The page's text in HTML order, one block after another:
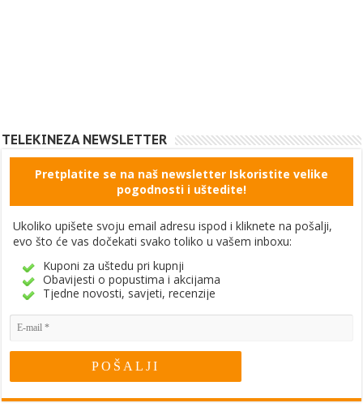
TELEKINEZA NEWSLETTER
Pretplatite se na naš newsletter Iskoristite velike
pogodnosti i uštedite!
Ukoliko upišete svoju email adresu ispod i kliknete na pošalji,
evo što će vas dočekati svako toliko u vašem inboxu:
Kuponi za uštedu pri kupnji
Obavijesti o popustima i akcijama
Tjedne novosti, savjeti, recenzije